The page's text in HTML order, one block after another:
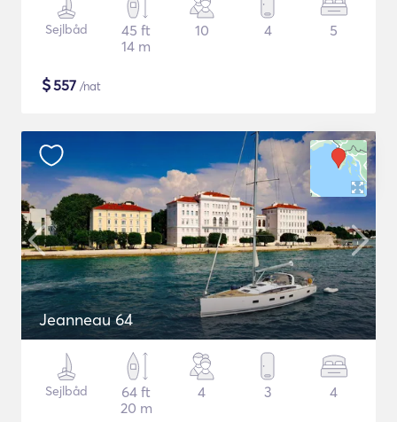
Sejlbåd
45 ft
14 m
10 4 5
$557 /nat
Jeanneau 64
Sejlbåd
64 ft
20 m
4 3 4